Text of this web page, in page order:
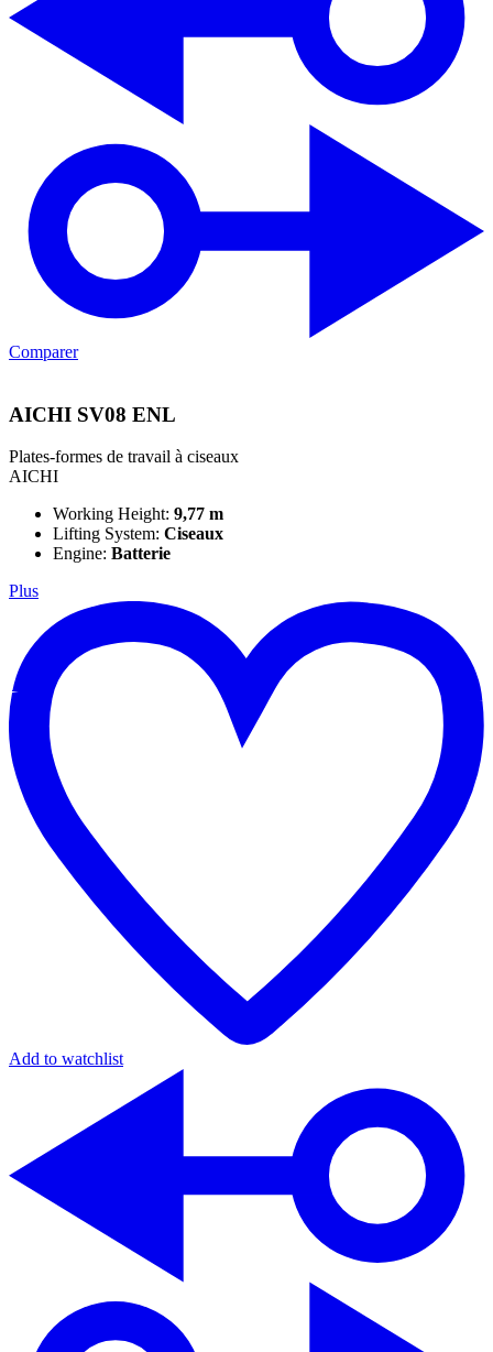
Comparer
AICHI SV08 ENL
Plates-formes de travail à ciseaux
AICHI
Working Height: 9,77 m
Lifting System: Ciseaux
Engine: Batterie
Plus
Add to watchlist